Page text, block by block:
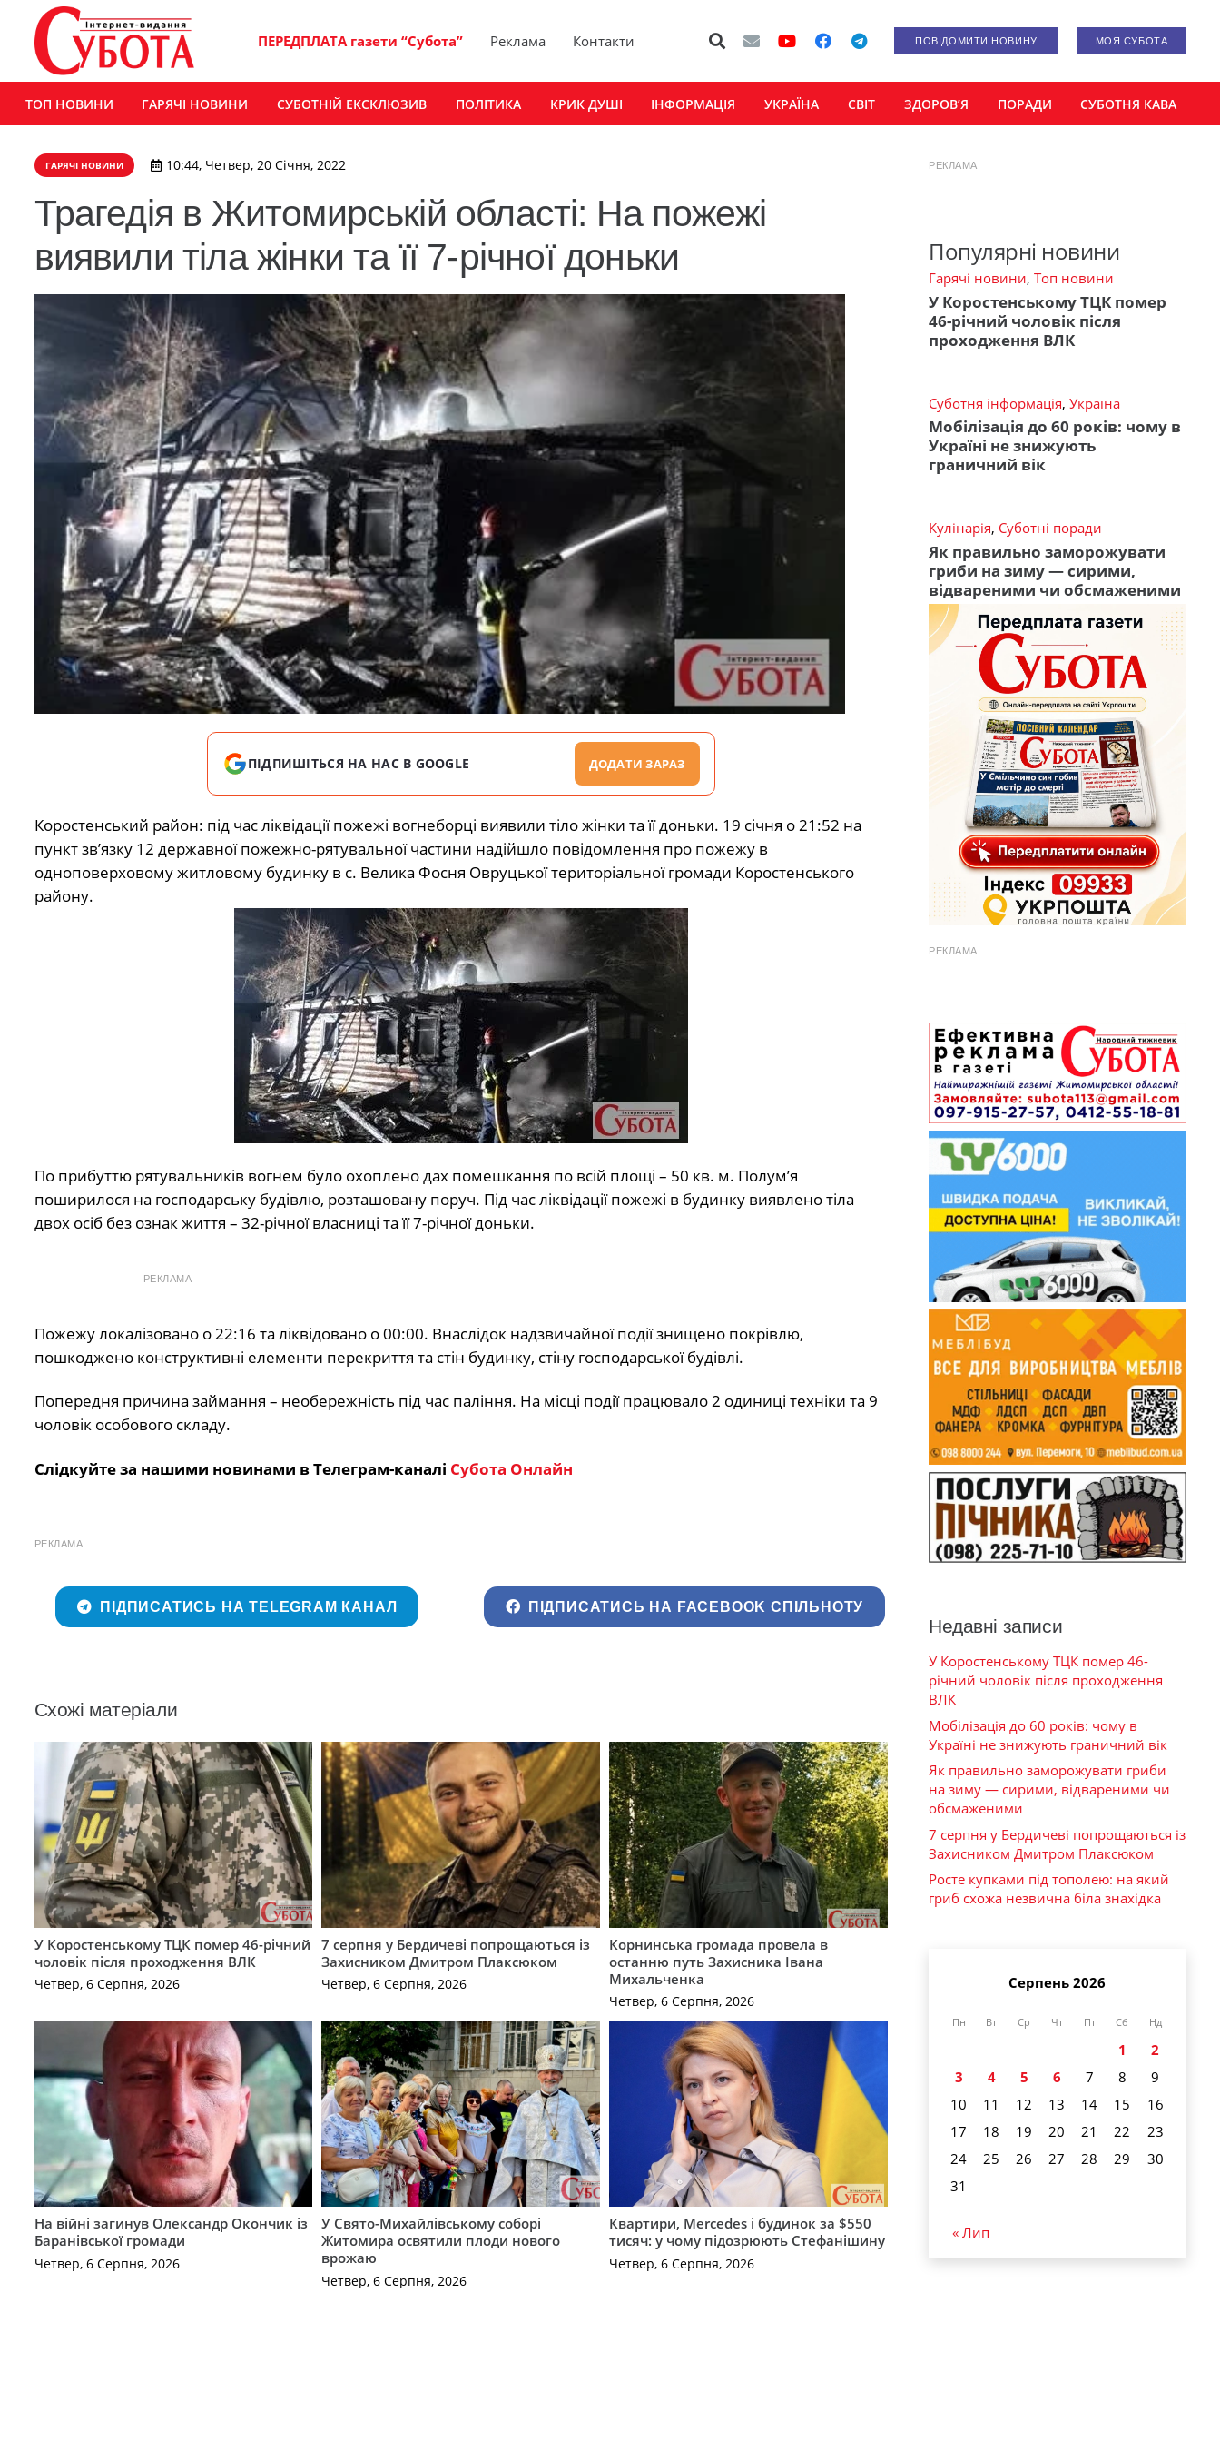
ПЕРЕДПЛАТА газети “Субота” Реклама Контакти ПОВІДОМИТИ НОВИНУ МОЯ СУБОТА
ТОП НОВИНИ ГАРЯЧІ НОВИНИ СУБОТНІЙ ЕКСКЛЮЗИВ ПОЛІТИКА КРИК ДУШІ ІНФОРМАЦІЯ УКРАЇНА СВІТ ЗДОРОВ’Я ПОРАДИ СУБОТНЯ КАВА
ГАРЯЧІ НОВИНИ 10:44, Четвер, 20 Січня, 2022
Трагедія в Житомирській області: На пожежі
виявили тіла жінки та її 7-річної доньки
ПІДПИШІТЬСЯ НА НАС В GOOGLE ДОДАТИ ЗАРАЗ
Коростенський район: під час ліквідації пожежі вогнеборці виявили тіло жінки та її доньки. 19 січня о 21:52 на
пункт зв’язку 12 державної пожежно-рятувальної частини надійшло повідомлення про пожежу в
одноповерховому житловому будинку в с. Велика Фосня Овруцької територіальної громади Коростенського
району.
По прибуттю рятувальників вогнем було охоплено дах помешкання по всій площі – 50 кв. м. Полум’я
поширилося на господарську будівлю, розташовану поруч. Під час ліквідації пожежі в будинку виявлено тіла
двох осіб без ознак життя – 32-річної власниці та її 7-річної доньки.
РЕКЛАМА
Пожежу локалізовано о 22:16 та ліквідовано о 00:00. Внаслідок надзвичайної події знищено покрівлю,
пошкоджено конструктивні елементи перекриття та стін будинку, стіну господарської будівлі.
Попередня причина займання – необережність під час паління. На місці події працювало 2 одиниці техніки та 9
чоловік особового складу.
Слідкуйте за нашими новинами в Телеграм-каналі Субота Онлайн
РЕКЛАМА
ПІДПИСАТИСЬ НА TELEGRAM КАНАЛ ПІДПИСАТИСЬ НА FACEBOOK СПІЛЬНОТУ
Схожі матеріали
У Коростенському ТЦК помер 46-річний
чоловік після проходження ВЛК
Четвер, 6 Серпня, 2026
7 серпня у Бердичеві попрощаються із
Захисником Дмитром Плаксюком
Четвер, 6 Серпня, 2026
Корнинська громада провела в
останню путь Захисника Івана
Михальченка
Четвер, 6 Серпня, 2026
На війні загинув Олександр Окончик із
Баранівської громади
Четвер, 6 Серпня, 2026
У Свято-Михайлівському соборі
Житомира освятили плоди нового
врожаю
Четвер, 6 Серпня, 2026
Квартири, Mercedes і будинок за $550
тисяч: у чому підозрюють Стефанішину
Четвер, 6 Серпня, 2026
РЕКЛАМА
Популярні новини
Гарячі новини, Топ новини
У Коростенському ТЦК помер
46-річний чоловік після
проходження ВЛК
Суботня інформація, Україна
Мобілізація до 60 років: чому в
Україні не знижують
граничний вік
Кулінарія, Суботні поради
Як правильно заморожувати
гриби на зиму — сирими,
відвареними чи обсмаженими
РЕКЛАМА
Недавні записи
У Коростенському ТЦК помер 46-
річний чоловік після проходження
ВЛК
Мобілізація до 60 років: чому в
Україні не знижують граничний вік
Як правильно заморожувати гриби
на зиму — сирими, відвареними чи
обсмаженими
7 серпня у Бердичеві попрощаються із
Захисником Дмитром Плаксюком
Росте купками під тополею: на який
гриб схожа незвична біла знахідка
Серпень 2026
Пн Вт Ср Чт Пт Сб Нд
1
2
3
4 5 6 7 8
9
10
11 12 13 14 15
16
17
18 19 20 21 22
23
24
25 26 27 28 29
30
31
« Лип